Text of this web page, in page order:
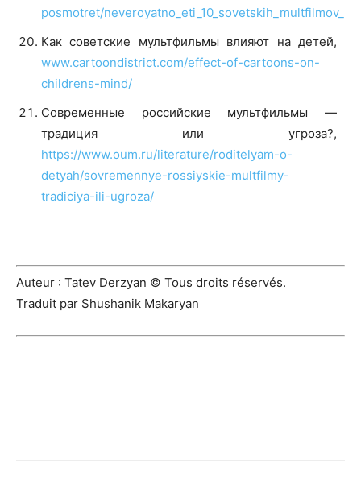
posmotret/
Как советские мультфильмы влияют на детей,
www.cartoondistrict.com/effect-of-cartoons-on-
childrens-mind/
Современные российские мультфильмы —
традиция или угроза?,
https://www.oum.ru/literature/roditelyam-o-
detyah/sovremennye-rossiyskie-multfilmy-
tradiciya-ili-ugroza/
Auteur : Tatev Derzyan © Tous droits réservés.
Traduit par Shushanik Makaryan